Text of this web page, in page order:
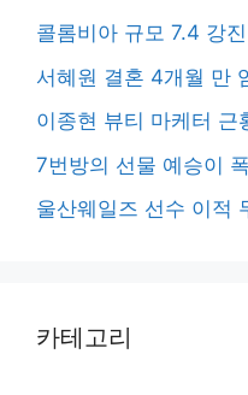
콜롬비아 규모 7.4 강
서혜원 결혼 4개월 만
이종현 뷰티 마케터 근
7번방의 선물 예승이
울산웨일즈 선수 이적
카테고리